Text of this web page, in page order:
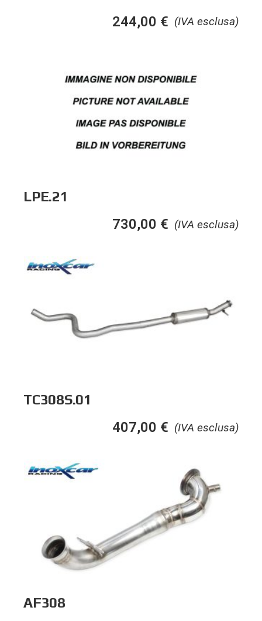
(IVA esclusa)
244,00 €
LPE.21
(IVA esclusa)
730,00 €
TC308S.01
(IVA esclusa)
407,00 €
AF308